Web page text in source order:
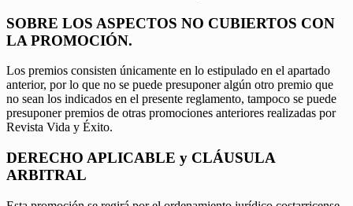
SOBRE LOS ASPECTOS NO CUBIERTOS CON
LA PROMOCIÓN.
Los premios consisten únicamente en lo estipulado en el apartado
anterior, por lo que no se puede presuponer algún otro premio que
no sean los indicados en el presente reglamento, tampoco se puede
presuponer premios de otras promociones anteriores realizadas por
Revista Vida y Éxito.
DERECHO APLICABLE y CLÁUSULA
ARBITRAL